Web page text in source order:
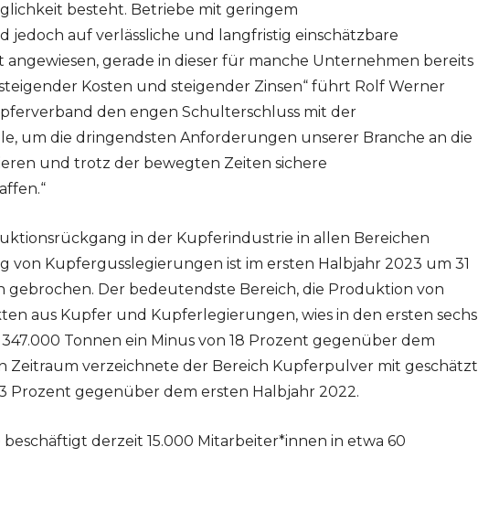
besteht. Betriebe mit geringem
jedoch auf verlässliche und langfristig einschätzbare
gerade in dieser für manche Unternehmen bereits
Kosten und steigender Zinsen“ führt Rolf Werner
den engen Schulterschluss mit der
um die dringendsten Anforderungen unserer Branche an die
und trotz der bewegten Zeiten sichere
in der Kupferindustrie in allen Bereichen
von Kupfergusslegierungen ist im ersten Halbjahr 2023 um 31
gebrochen. Der bedeutendste Bereich, die Produktion von
aus Kupfer und Kupferlegierungen, wies in den ersten sechs
Tonnen ein Minus von 18 Prozent gegenüber dem
Zeitraum verzeichnete der Bereich Kupferpulver mit geschätzt
Prozent gegenüber dem ersten Halbjahr 2022.
derzeit 15.000 Mitarbeiter*innen in etwa 60